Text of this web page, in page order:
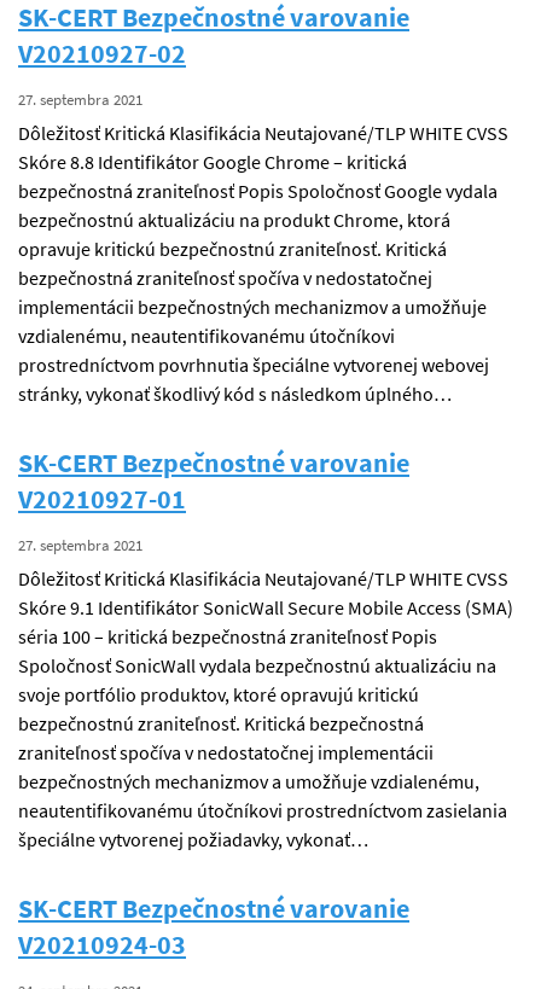
SK-CERT Bezpečnostné varovanie
V20210927-02
27. septembra 2021
Dôležitosť Kritická Klasifikácia Neutajované/TLP WHITE CVSS
Skóre 8.8 Identifikátor Google Chrome – kritická
bezpečnostná zraniteľnosť Popis Spoločnosť Google vydala
bezpečnostnú aktualizáciu na produkt Chrome, ktorá
opravuje kritickú bezpečnostnú zraniteľnosť. Kritická
bezpečnostná zraniteľnosť spočíva v nedostatočnej
implementácii bezpečnostných mechanizmov a umožňuje
vzdialenému, neautentifikovanému útočníkovi
prostredníctvom povrhnutia špeciálne vytvorenej webovej
stránky, vykonať škodlivý kód s následkom úplného…
SK-CERT Bezpečnostné varovanie
V20210927-01
27. septembra 2021
Dôležitosť Kritická Klasifikácia Neutajované/TLP WHITE CVSS
Skóre 9.1 Identifikátor SonicWall Secure Mobile Access (SMA)
séria 100 – kritická bezpečnostná zraniteľnosť Popis
Spoločnosť SonicWall vydala bezpečnostnú aktualizáciu na
svoje portfólio produktov, ktoré opravujú kritickú
bezpečnostnú zraniteľnosť. Kritická bezpečnostná
zraniteľnosť spočíva v nedostatočnej implementácii
bezpečnostných mechanizmov a umožňuje vzdialenému,
neautentifikovanému útočníkovi prostredníctvom zasielania
špeciálne vytvorenej požiadavky, vykonať…
SK-CERT Bezpečnostné varovanie
V20210924-03